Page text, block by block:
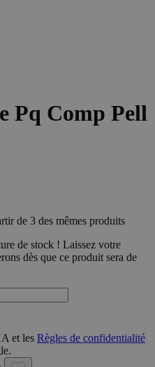
Pq Comp Pell
de 3 des mêmes produits
de stock ! Laissez votre
dès que ce produit sera de
et les Règles de confidentialité